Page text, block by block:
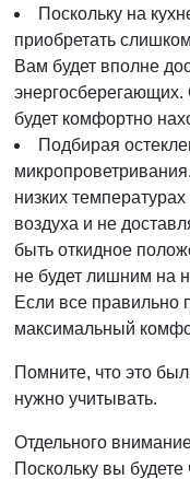
Поскольку на
приобретать
Вам будет вполне
энергосберегающих.
будет комфортно
Подбирая
низких
воздуха и не
быть откидное
не будет лишним на
Если все правильно
максимальный
Помните, что это
нужно учитывать.
Отдельного
Поскольку вы будете